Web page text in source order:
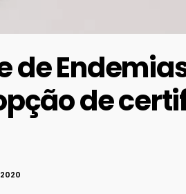
de
de
2020